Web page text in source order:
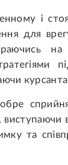
і
для
виступаючи
та